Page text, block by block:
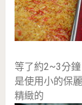
等了約2~3分
是使用小的保
精緻的